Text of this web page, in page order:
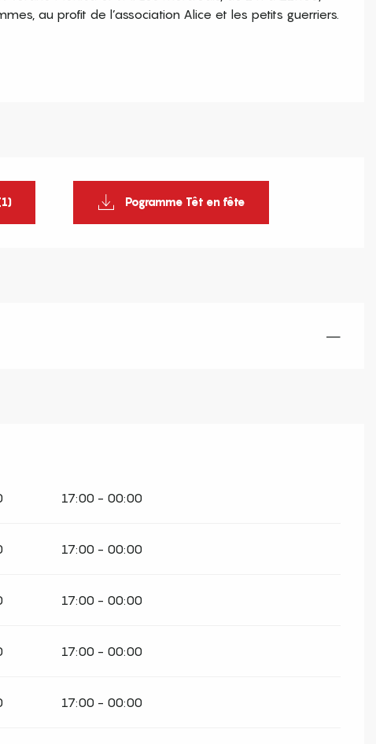
au profit de l’association Alice et les petits guerriers.
Pogramme Têt en fête
—
17:00 - 00:00
17:00 - 00:00
17:00 - 00:00
17:00 - 00:00
17:00 - 00:00